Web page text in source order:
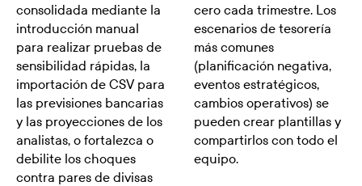
consolidada mediante la
introducción manual
para realizar pruebas de
sensibilidad rápidas, la
importación de CSV para
las previsiones bancarias
y las proyecciones de los
analistas, o fortalezca o
debilite los choques
contra pares de divisas
cero cada trimestre. Los
escenarios de tesorería
más comunes
(planificación negativa,
eventos estratégicos,
cambios operativos) se
pueden crear plantillas y
compartirlos con todo el
equipo.